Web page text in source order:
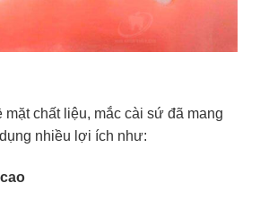
chất liệu, mắc cài sứ đã mang
nhiều lợi ích như: